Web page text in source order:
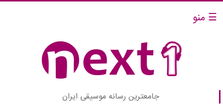
☰ منو
جامعترین رسانه موسیقی ایران